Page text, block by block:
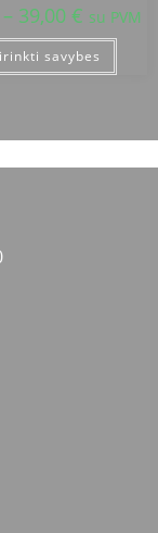
– 39,00 € su PVM
savybes